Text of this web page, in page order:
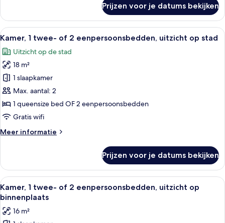
kamer,
balkon,
uitzicht
oceaan
Prijzen voor je datums bekijken
Alle
foto's
voor
Kamer,
twee-
of
2
uitzicht
laden
Een hotelkamer met een bed, een
6
Kamer, 1 twee- of 2 eenpersoonsbedden, uitzicht op stad
Uitzicht op de stad
18 m²
1 slaapkamer
Max. aantal: 2
1 queensize bed OF 2 eenpersoonsbedden
Gratis wifi
Meer informatie
Meer
1
twee-
of
2
eenpersoonsbedden,
uitzicht
Prijzen voor je datums bekijken
Alle
foto's
voor
Kamer,
Een net opgemaakt bed met wit en
7
Kamer, 1 twee- of 2 eenpersoonsbedden, uitzicht op
binnenplaats
16 m²